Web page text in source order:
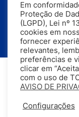
Todos os
Em
Proteção de
(LGPD), Lei nº
cookies em
fornecer
relevantes,
preferências e
clicar em
com o uso de
AVISO DE
Configurações